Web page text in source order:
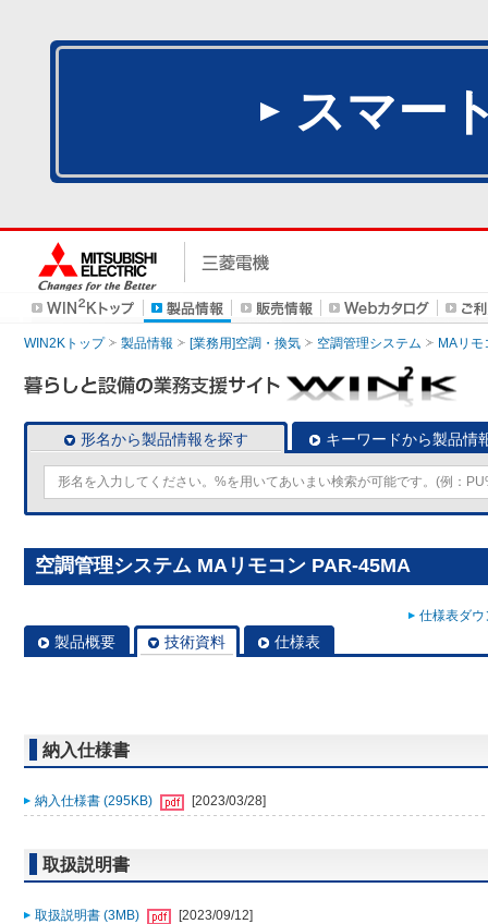
スマー
WIN2Kトップ 製品情報 [業務用]空調・換気 空調管理システム MAリモ
形名から製品情報を探す キーワードから製品情
空調管理システム MAリモコン PAR-45MA
仕様表ダ
製品概要 技術資料 仕様表
納入仕様書
納入仕様書 (295KB) [2023/03/28]
取扱説明書
取扱説明書 (3MB)
[2023/09/12]